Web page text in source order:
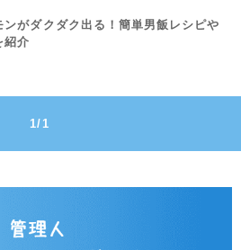
ンがダクダク出る！簡単男飯レシピや
紹介
1/1